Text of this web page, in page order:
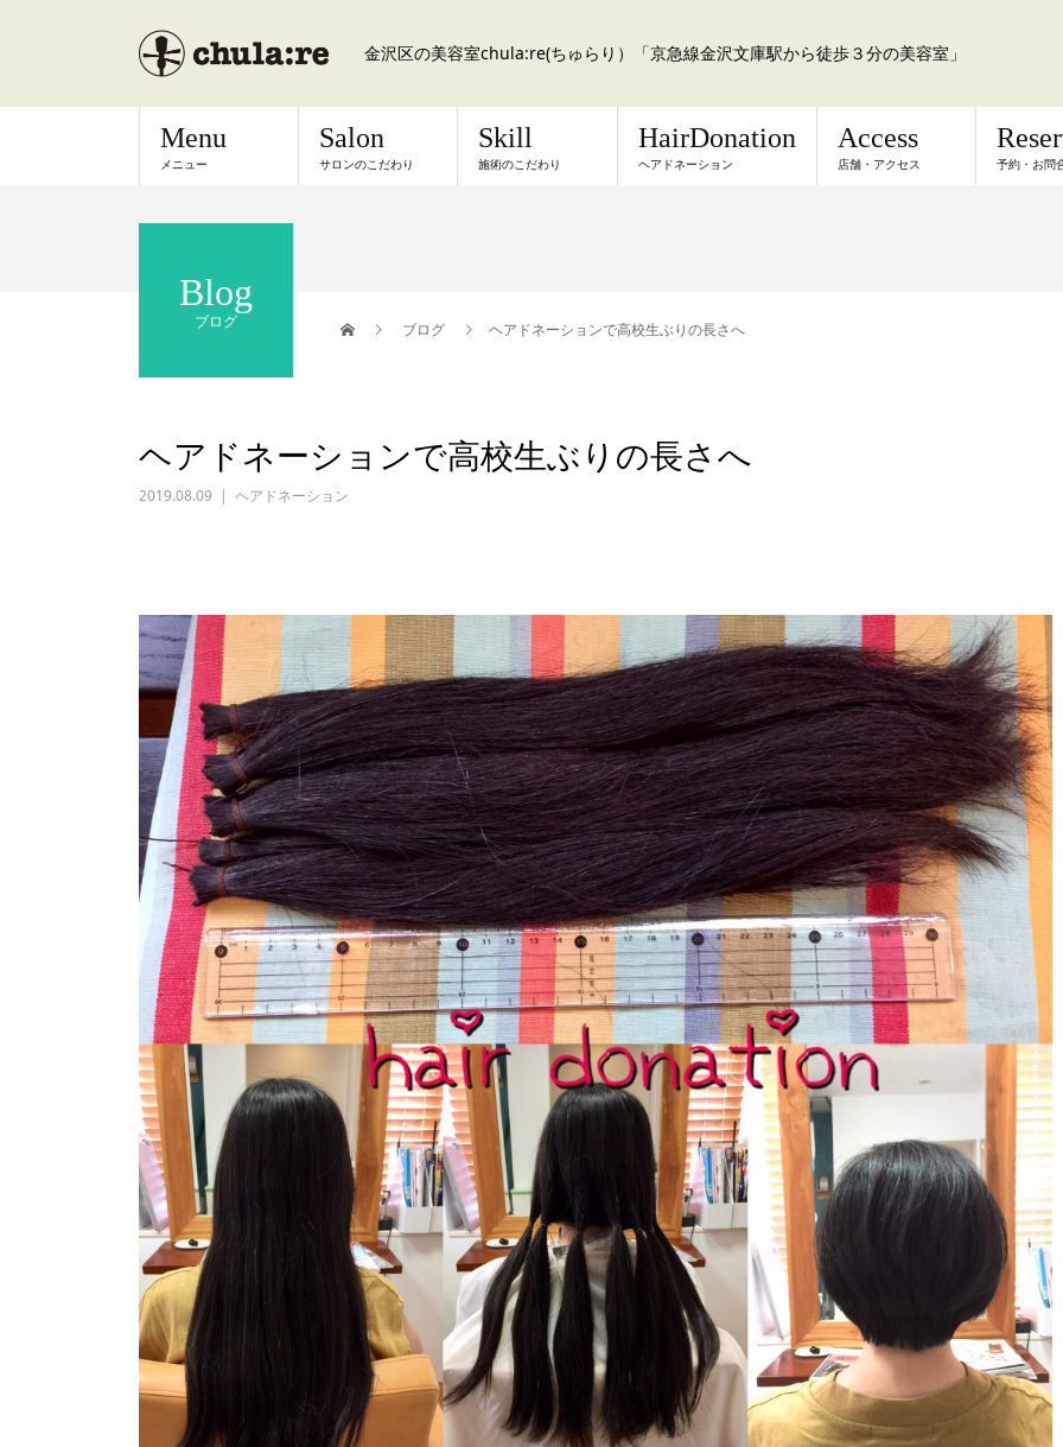
金沢区の美容室chula:re(ちゅらり）「京急線金沢文庫駅から徒歩３分の美容室」
Menu
メニュー
Salon
サロンのこだわり
Skill
施術のこだわり
HairDonation
ヘアドネーション
Access
店舗・アクセス 予約・お問
Blog
ブログ ブログ ヘアドネーションで高校生ぶりの長さへ
ヘアドネーションで高校生ぶりの長さへ
2019.08.09 ヘアドネーション